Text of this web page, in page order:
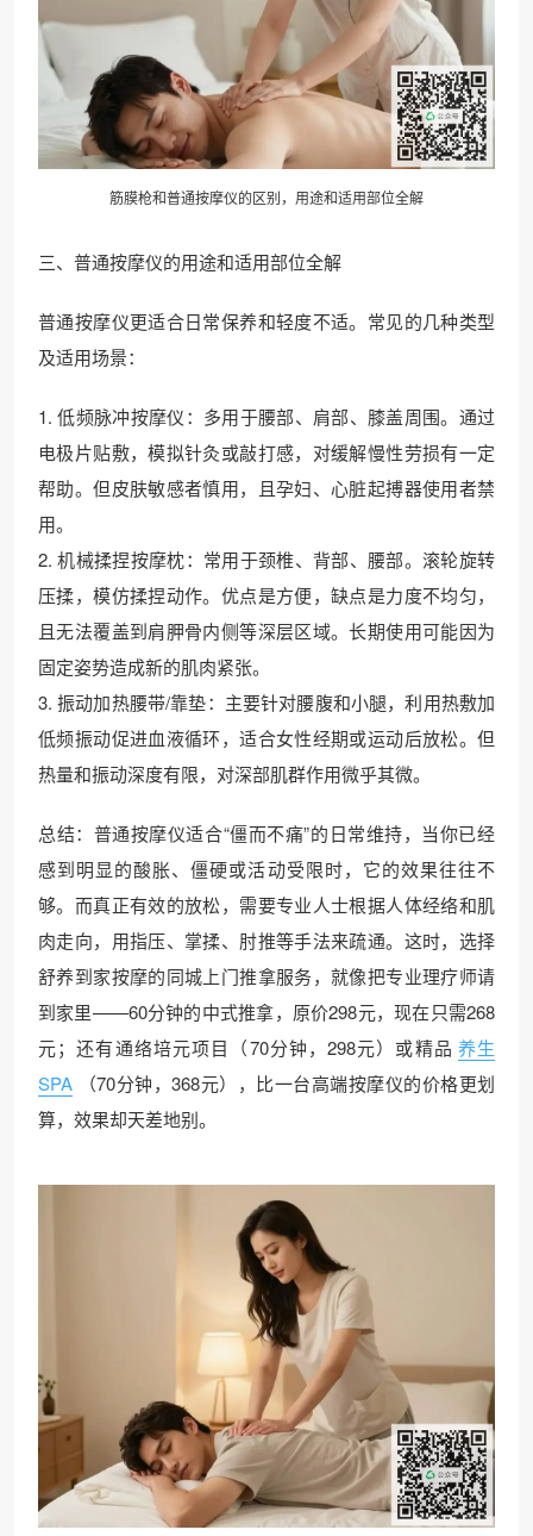
筋膜枪和普通按摩仪的区别，用途和适用部位全解
三、普通按摩仪的用途和适用部位全解
普通按摩仪更适合日常保养和轻度不适。常见的几种类型
及适用场景：
1. 低频脉冲按摩仪：多用于腰部、肩部、膝盖周围。通过
电极片贴敷，模拟针灸或敲打感，对缓解慢性劳损有一定
帮助。但皮肤敏感者慎用，且孕妇、心脏起搏器使用者禁
用。
2. 机械揉捏按摩枕：常用于颈椎、背部、腰部。滚轮旋转
压揉，模仿揉捏动作。优点是方便，缺点是力度不均匀，
且无法覆盖到肩胛骨内侧等深层区域。长期使用可能因为
固定姿势造成新的肌肉紧张。
3. 振动加热腰带/靠垫：主要针对腰腹和小腿，利用热敷加
低频振动促进血液循环，适合女性经期或运动后放松。但
热量和振动深度有限，对深部肌群作用微乎其微。
总结：普通按摩仪适合“僵而不痛”的日常维持，当你已经
感到明显的酸胀、僵硬或活动受限时，它的效果往往不
够。而真正有效的放松，需要专业人士根据人体经络和肌
肉走向，用指压、掌揉、肘推等手法来疏通。这时，选择
舒养到家按摩的同城上门推拿服务，就像把专业理疗师请
到家里——60分钟的中式推拿，原价298元，现在只需268
元；还有通络培元项目（70分钟，298元）或精品 养生
SPA
（70分钟，368元），比一台高端按摩仪的价格更划
算，效果却天差地别。